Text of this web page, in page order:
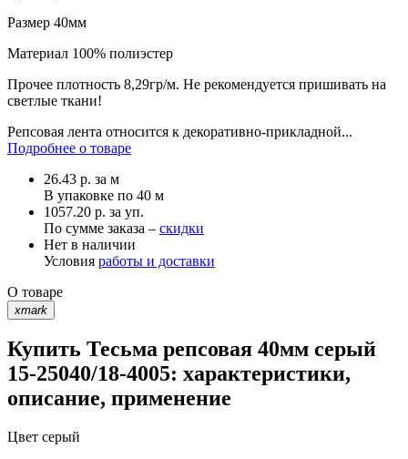
Размер 40мм
Материал 100% полиэстер
Прочее плотность 8,29гр/м. Не рекомендуется пришивать на
светлые ткани!
Репсовая лента относится к декоративно-прикладной...
Подробнее о товаре
26.43 р. за м
В упаковке по 40 м
1057.20 р. за уп.
По сумме заказа – скидки
Нет в наличии
Условия работы и доставки
О товаре
xmark
Купить Тесьма репсовая 40мм серый
15-25040/18-4005: характеристики,
описание, применение
Цвет серый